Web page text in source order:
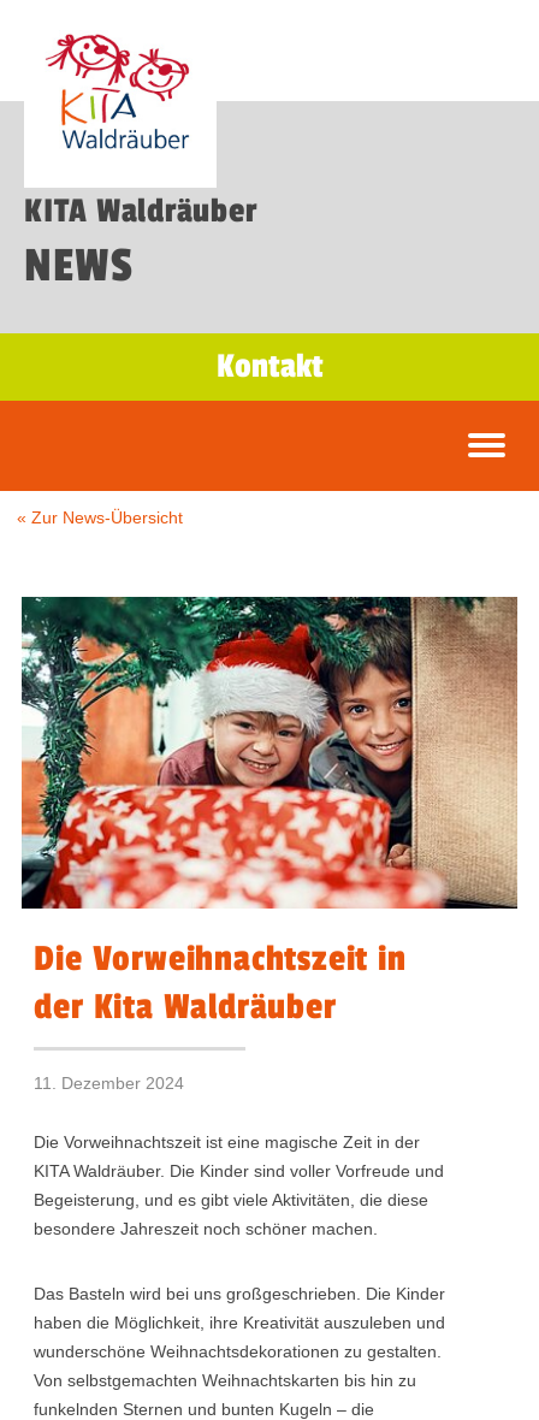
KITA Waldräuber
NEWS
Kontakt
« Zur News-Übersicht
Die Vorweihnachtszeit in
der Kita Waldräuber
11. Dezember 2024
Die Vorweihnachtszeit ist eine magische Zeit in der
KITA Waldräuber. Die Kinder sind voller Vorfreude und
Begeisterung, und es gibt viele Aktivitäten, die diese
besondere Jahreszeit noch schöner machen.
Das Basteln wird bei uns großgeschrieben. Die Kinder
haben die Möglichkeit, ihre Kreativität auszuleben und
wunderschöne Weihnachtsdekorationen zu gestalten.
Von selbstgemachten Weihnachtskarten bis hin zu
funkelnden Sternen und bunten Kugeln – die